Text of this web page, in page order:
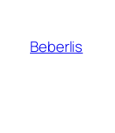
Beberlis